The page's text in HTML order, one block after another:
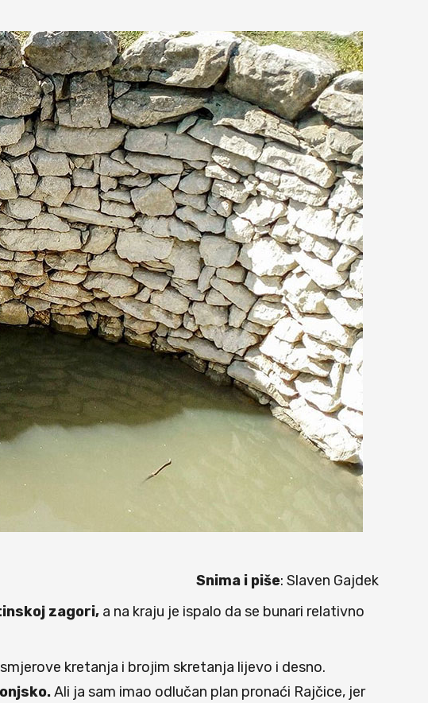
Snima i piše: Slaven Gajdek
zagori, a na kraju je ispalo da se bunari relativno
kretanja i brojim skretanja lijevo i desno.
Ali ja sam imao odlučan plan pronaći Rajčice, jer